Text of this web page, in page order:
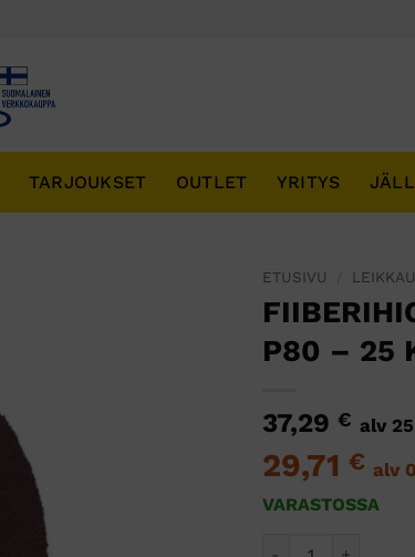
TARJOUKSET OUTLET YRITYS
ETUSIVU
P80 – 25
37,29 € alv
29,71 € alv
VARASTOSSA